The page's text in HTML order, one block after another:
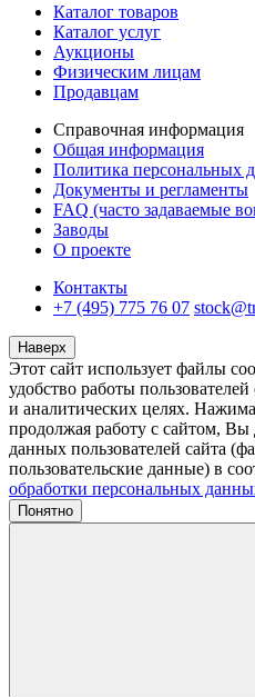
Каталог товаров
Каталог услуг
Аукционы
Физическим лицам
Продавцам
Справочная информация
Общая информация
Политика
Документы и регламенты
FAQ (часто задаваемые
Заводы
О проекте
Контакты
+7 (495) 775 76 07
Наверх
Этот сайт использует файлы
удобство работы
и аналитических целях.
продолжая работу с сайтом, Вы
данных пользователей сайта
пользовательские данные) в
обработки персональных
Понятно